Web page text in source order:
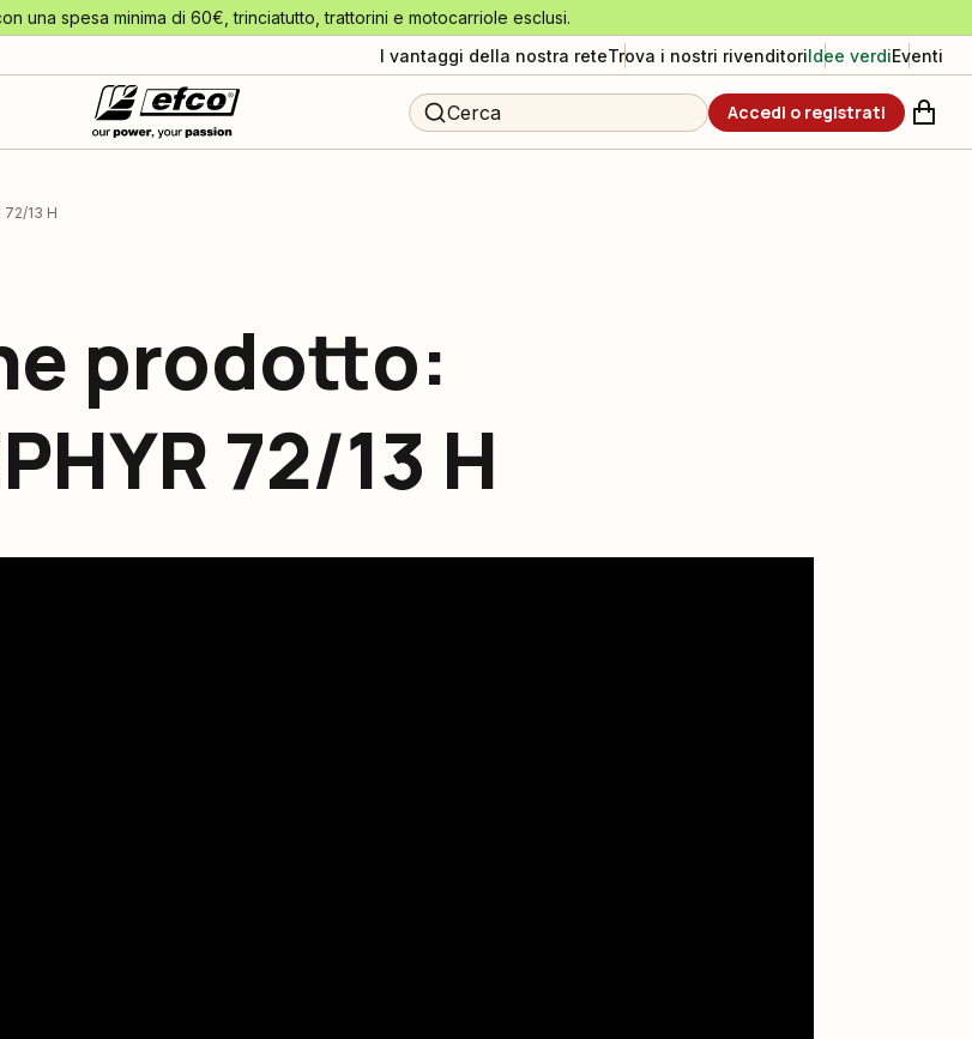
una spesa minima di 60€, trinciatutto, trattorini e motocarriole esclusi.
I vantaggi della nostra reteTrova i nostri rivenditoriIdee verdiEventi
Cerca Accedi o registrati
13 H
prodotto:
72/13 H